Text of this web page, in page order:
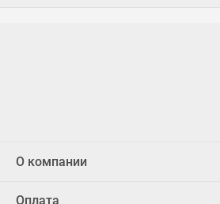
О компании
Оплата